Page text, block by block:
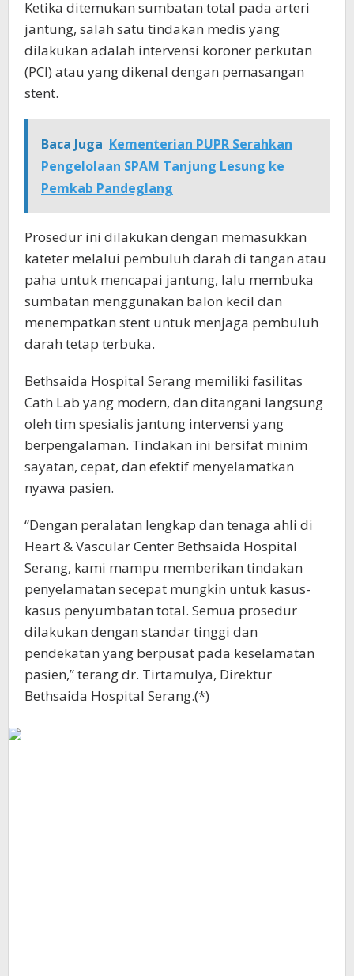
Ketika ditemukan sumbatan total pada arteri
jantung, salah satu tindakan medis yang
dilakukan adalah intervensi koroner perkutan
(PCI) atau yang dikenal dengan pemasangan
stent.
Baca Juga Kementerian PUPR Serahkan
Pengelolaan SPAM Tanjung Lesung ke
Pemkab Pandeglang
Prosedur ini dilakukan dengan memasukkan
kateter melalui pembuluh darah di tangan atau
paha untuk mencapai jantung, lalu membuka
sumbatan menggunakan balon kecil dan
menempatkan stent untuk menjaga pembuluh
darah tetap terbuka.
Bethsaida Hospital Serang memiliki fasilitas
Cath Lab yang modern, dan ditangani langsung
oleh tim spesialis jantung intervensi yang
berpengalaman. Tindakan ini bersifat minim
sayatan, cepat, dan efektif menyelamatkan
nyawa pasien.
“Dengan peralatan lengkap dan tenaga ahli di
Heart & Vascular Center Bethsaida Hospital
Serang, kami mampu memberikan tindakan
penyelamatan secepat mungkin untuk kasus-
kasus penyumbatan total. Semua prosedur
dilakukan dengan standar tinggi dan
pendekatan yang berpusat pada keselamatan
pasien,” terang dr. Tirtamulya, Direktur
Bethsaida Hospital Serang.(*)